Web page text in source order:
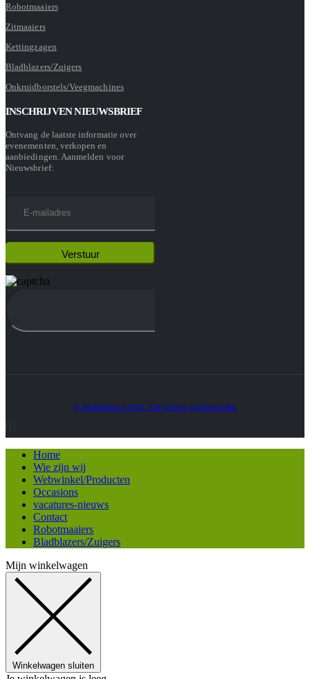
Robotmaaiers
Zitmaaiers
Kettingzagen
Bladblazers/Zuigers
Onkruidborstels/Veegmachines
INSCHRIJVEN NIEUWSBRIEF
Ontvang de laatste informatie over
evenementen, verkopen en
aanbiedingen. Aanmelden voor
Nieuwsbrief:
© Heatmedia.nl 2024. Alle rechten voorbehouden
Home
Wie zijn wij
Webwinkel/Producten
Occasions
vacatures-nieuws
Contact
Robotmaaiers
Bladblazers/Zuigers
Mijn winkelwagen
Winkelwagen sluiten